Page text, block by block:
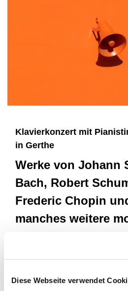
Diese Webseite verwendet
Klavierkonzert mit
in Gerthe
Werke von Johann
Bach, Robert
Frederic Chopin
manches weitere
Pianistin Song-Yi